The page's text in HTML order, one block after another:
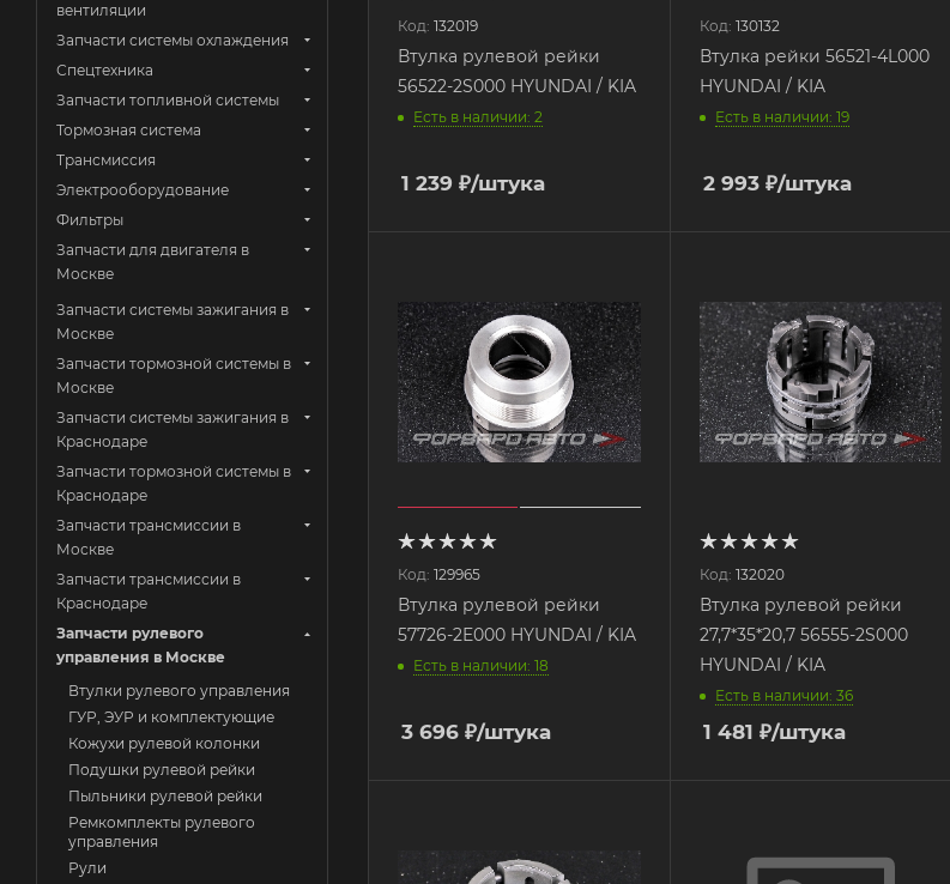
Код: 132019
Втулка рулевой рейки
56522-2S000 HYUNDAI / KIA
Есть в наличии: 2
1 239 ₽/штука
Код: 130132
Втулка рейки 56521-4L000
HYUNDAI / KIA
Есть в наличии: 19
2 993₽/штука
Код: 129965
Втулка рулевой рейки
57726-2E000 HYUNDAI / KIA
Есть в наличии: 18
3 696 ₽/штука
Код: 132020
Втулка рулевой рейки
27,7*35*20,7 56555-2S000
HYUNDAI / KIA
Есть в наличии: 36
1 481 ₽/штука
вентиляции
Запчасти системы охлаждения
Спецтехника
Запчасти топливной системы
Тормозная система
Трансмиссия
Электрооборудование
Фильтры
Запчасти для двигателя в
Москве
Запчасти системы зажигания в
Москве
Запчасти тормозной системы в
Москве
Запчасти системы зажигания в
Краснодаре
Запчасти тормозной системы в
Краснодаре
Запчасти трансмиссии в
Москве
Запчасти трансмиссии в
Краснодаре
Запчасти рулевого
управления в Москве
Втулки рулевого управления
ГУР, ЭУР и комплектующие
Кожухи рулевой колонки
Подушки рулевой рейки
Пыльники рулевой рейки
Ремкомплекты рулевого
управления
Рули